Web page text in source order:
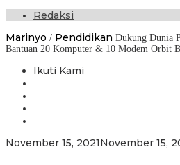
Redaksi
Marinyo / Pendidikan Dukung Dunia
Bantuan 20 Komputer & 10 Modem Orbit
Ikuti Kami
November 15, 2021November 15,